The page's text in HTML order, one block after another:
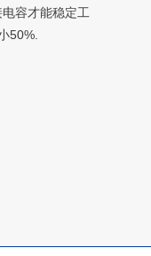
容才能稳定工
50%.